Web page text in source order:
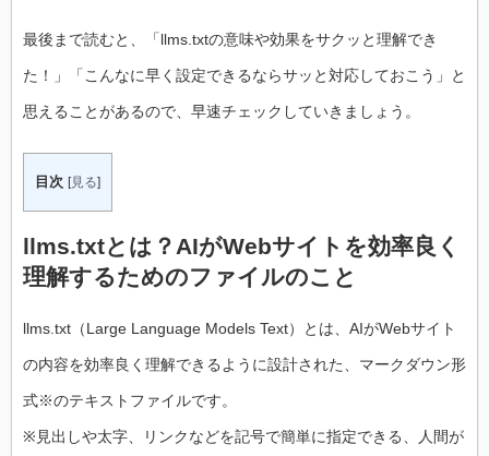
最後まで読むと、「llms.txtの意味や効果をサクッと理解でき
た！」「こんなに早く設定できるならサッと対応しておこう」と
思えることがあるので、早速チェックしていきましょう。
目次 [見る]
llms.txtとは？AIがWebサイトを効率良く
理解するためのファイルのこと
llms.txt（Large Language Models Text）とは、AIがWebサイト
の内容を効率良く理解できるように設計された、マークダウン形
式※のテキストファイルです。
※見出しや太字、リンクなどを記号で簡単に指定できる、人間が